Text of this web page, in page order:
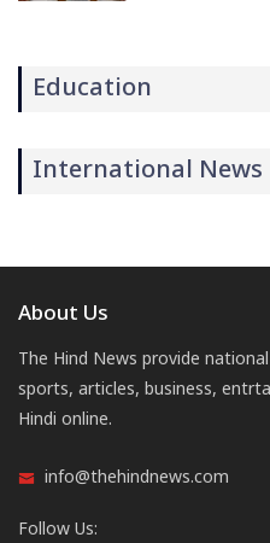
Education
International News
About Us
The Hind News provide
sports, articles, business,
Hindi online.
info@thehindnews.com
Follow Us: